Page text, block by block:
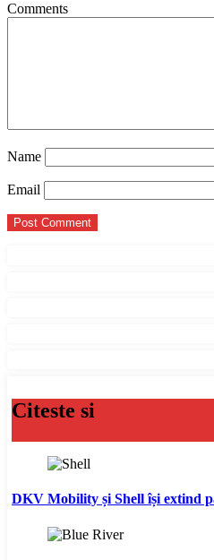
Comments
Name
Email
Citeste si
DKV Mobility și Shell își extind